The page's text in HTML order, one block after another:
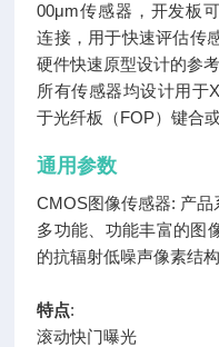
00μm传感器，开发板
连接，用于快速评估传
硬件快速原型设计的参考
所有传感器均设计用于
于光纤板（FOP）键合
通用参数
CMOS图像传感器: 产品
多功能、功能丰富的图
的抗辐射低噪声像素结构
特点:
滚动快门曝光